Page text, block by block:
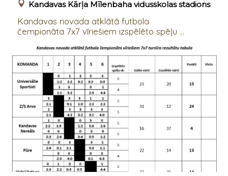
Kandavas Kārļa Mīlenbaha vidusskolas stadions
Kandavas novada atklātā futbola
čempionāta 7x7 vīriešiem izspēlēto spēļu ...